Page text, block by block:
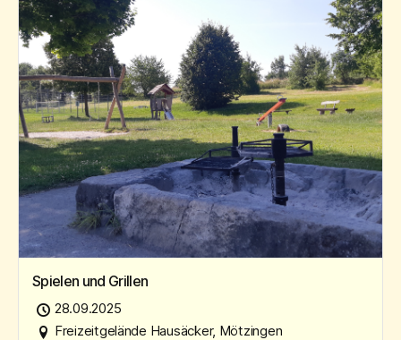
Spielen und Grillen
28.09.2025
Freizeitgelände Hausäcker, Mötzingen